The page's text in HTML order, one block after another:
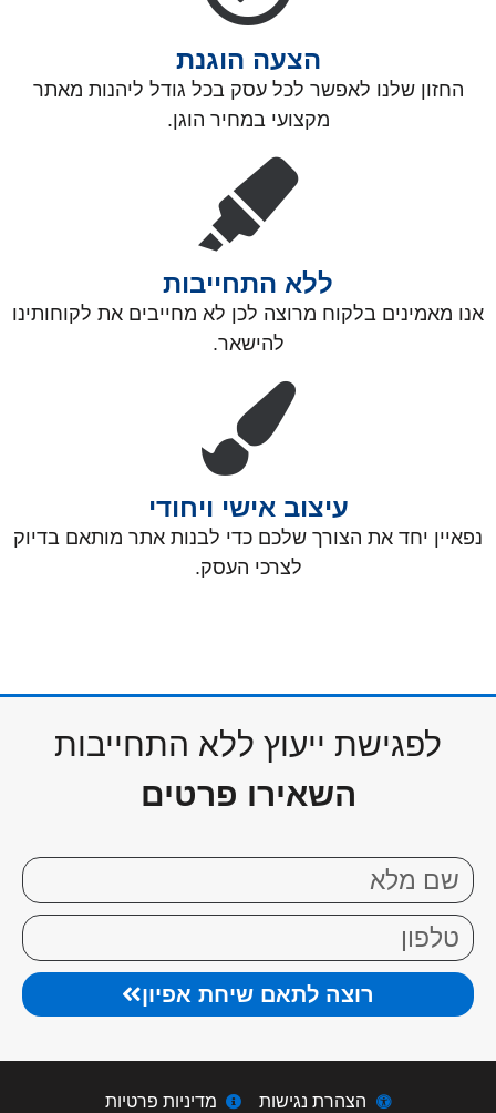
הצעה הוגנת
החזון שלנו לאפשר לכל עסק בכל גודל ליהנות מאתר
מקצועי במחיר הוגן.
ללא התחייבות
אנו מאמינים בלקוח מרוצה לכן לא מחייבים את לקוחותינו
להישאר.
עיצוב אישי ויחודי
נפאיין יחד את הצורך שלכם כדי לבנות אתר מותאם בדיוק
לצרכי העסק.
לפגישת ייעוץ ללא התחייבות
השאירו פרטים
רוצה לתאם שיחת אפיון
הצהרת נגישות מדיניות פרטיות